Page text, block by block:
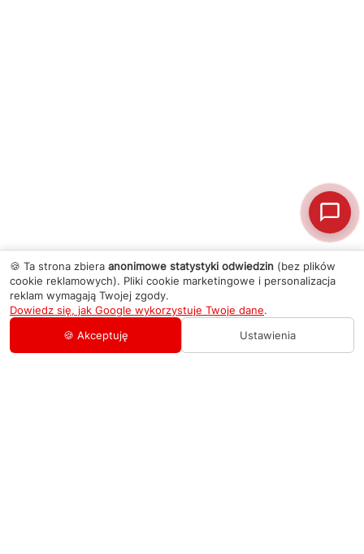
🍪 Ta strona zbiera anonimowe statystyki odwiedzin (bez plików
cookie reklamowych). Pliki cookie marketingowe i personalizacja
reklam wymagają Twojej zgody.
Dowiedz się, jak Google wykorzystuje Twoje dane.
🍪 Akceptuję
Ustawienia